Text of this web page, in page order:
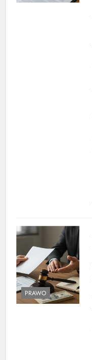
PRAWO